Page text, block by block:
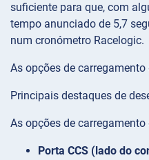
suficiente para que, com
tempo anunciado de 5,7
num cronómetro Racelogic.
As opções de
Principais destaques de
As opções de
Porta CCS (lado do